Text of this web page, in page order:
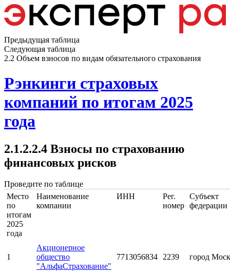
Предыдущая таблица
Следующая таблица
2.2 Объем взносов по видам обязательного страхования
Рэнкинги страховых
компаний по итогам 2025
года
2.1.2.2.4 Взносы по страхованию
финансовых рисков
Проведите по таблице
Место
по
итогам
2025
года
Наименование
компании
ИНН
Рег.
номер
Субъект
федерации
1
Акционерное
общество
"АльфаСтрахование"
7713056834 2239 город